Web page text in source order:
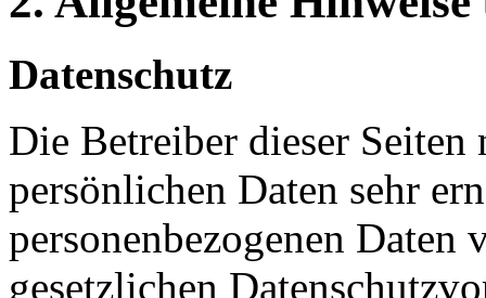
Datenschutz
Die Betreiber dieser Seiten
persönlichen Daten sehr
personenbezogenen Daten
gesetzlichen